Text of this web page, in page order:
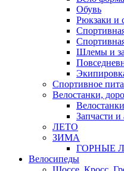
Обувь
Рюкзаки и
Шлемы и
Спортивное
Велостанки,
Велостанки
Запчасти и
ЛЕТО
ЗИМА
ГОРНЫЕ
Велосипеды